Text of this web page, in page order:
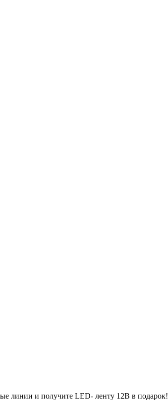
линии и получите LED- ленту 12В в подарок!